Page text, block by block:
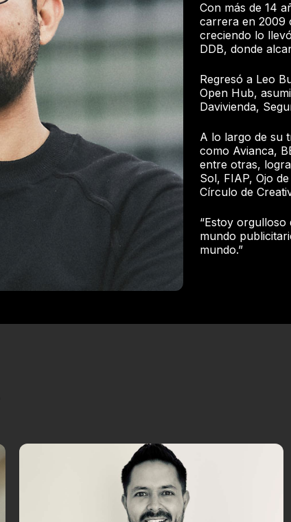
Con más de 14
carrera en 2009
creciendo lo
DDB, donde
Regresó a Leo
Open Hub,
Davivienda,
A lo largo de su
como Avianca,
entre otras,
Sol, FIAP, Ojo
Círculo de
“Estoy
mundo
mundo.”